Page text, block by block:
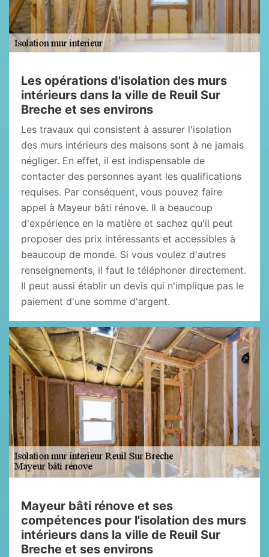
Les opérations d'isolation des murs
intérieurs dans la ville de Reuil Sur
Breche et ses environs
Les travaux qui consistent à assurer l'isolation
des murs intérieurs des maisons sont à ne jamais
négliger. En effet, il est indispensable de
contacter des personnes ayant les qualifications
requises. Par conséquent, vous pouvez faire
appel à Mayeur bâti rénove. Il a beaucoup
d'expérience en la matière et sachez qu'il peut
proposer des prix intéressants et accessibles à
beaucoup de monde. Si vous voulez d'autres
renseignements, il faut le téléphoner directement.
Il peut aussi établir un devis qui n'implique pas le
paiement d'une somme d'argent.
Mayeur bâti rénove et ses
compétences pour l'isolation des murs
intérieurs dans la ville de Reuil Sur
Breche et ses environs